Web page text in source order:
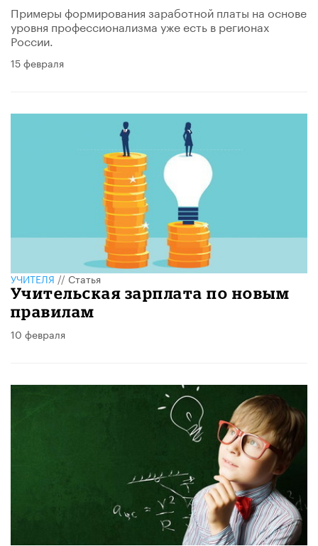
Примеры формирования заработной платы на основе
уровня профессионализма уже есть в регионах
России.
15 февраля
УЧИТЕЛЯ//Статья
Учительская зарплата по новым
правилам
10 февраля